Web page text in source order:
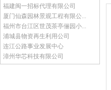
福建闽一招标代理有限公司
厦门仙森园林景观工程有限公...
福州市台江区世茂茶亭俪园小...
浦城县物资再生利用公司
连江公路事业发展中心
漳州华芯科技有限公司